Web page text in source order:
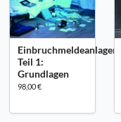
Einbruchmeldeanlagen
Teil 1:
Grundlagen
98,00 €